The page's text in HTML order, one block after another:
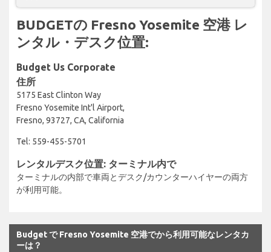
BUDGETの Fresno Yosemite 空港 レ
ンタル・デスク位置:
Budget Us Corporate
住所
5175 East Clinton Way
Fresno Yosemite Int'l Airport,
Fresno, 93727, CA, California
Tel: 559-455-5701
レンタルデスク位置: ターミナル内で
ターミナルの内部で車両とデスク/カウンターハイヤーの両方
が利用可能。
Budget で Fresno Yosemite 空港でから利用可能なレンタカ
ーは？